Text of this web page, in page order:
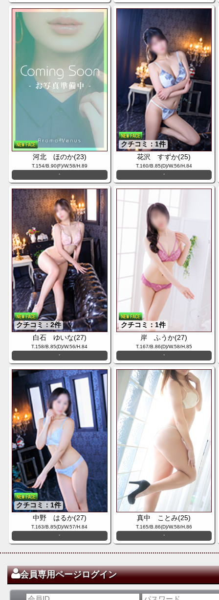
河北 ほのか(23)
T.154/B.90(F)/W.58/H.89
-
クチコミ：1件
花沢 すずか(25)
T.160/B.85(D)/W.56/H.84
-
クチコミ：2件
白石 ゆいな(27)
T.158/B.85(D)/W.56/H.84
-
クチコミ：1件
岸 ふうか(27)
T.167/B.86(D)/W.58/H.85
-
クチコミ：1件
中野 はるか(27)
T.163/B.85(D)/W.57/H.84
-
真中 ことみ(25)
T.165/B.86(D)/W.58/H.86
-
会員専用ページログイン